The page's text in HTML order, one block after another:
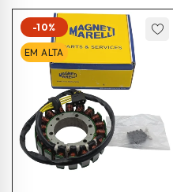
-10%
EM ALTA